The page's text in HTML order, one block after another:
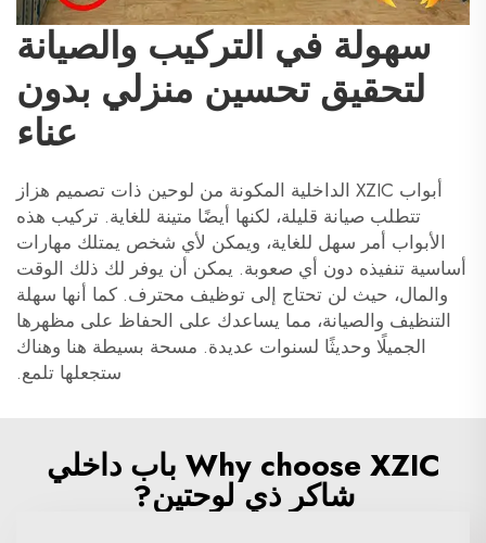
سهولة في التركيب والصيانة
لتحقيق تحسين منزلي بدون
عناء
أبواب XZIC الداخلية المكونة من لوحين ذات تصميم هزاز
تتطلب صيانة قليلة، لكنها أيضًا متينة للغاية. تركيب هذه
الأبواب أمر سهل للغاية، ويمكن لأي شخص يمتلك مهارات
أساسية تنفيذه دون أي صعوبة. يمكن أن يوفر لك ذلك الوقت
والمال، حيث لن تحتاج إلى توظيف محترف. كما أنها سهلة
التنظيف والصيانة، مما يساعدك على الحفاظ على مظهرها
الجميلًا وحديثًا لسنوات عديدة. مسحة بسيطة هنا وهناك
ستجعلها تلمع.
Why choose XZIC باب داخلي
شاكر ذي لوحتين?